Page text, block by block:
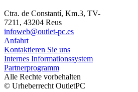
Ctra. de Constantí, Km.3, TV-
7211, 43204 Reus
infoweb@outlet-pc.es
Anfahrt
Kontaktieren Sie uns
Internes Informationssystem
Partnerprogramm
Alle Rechte vorbehalten
© Urheberrecht OutletPC